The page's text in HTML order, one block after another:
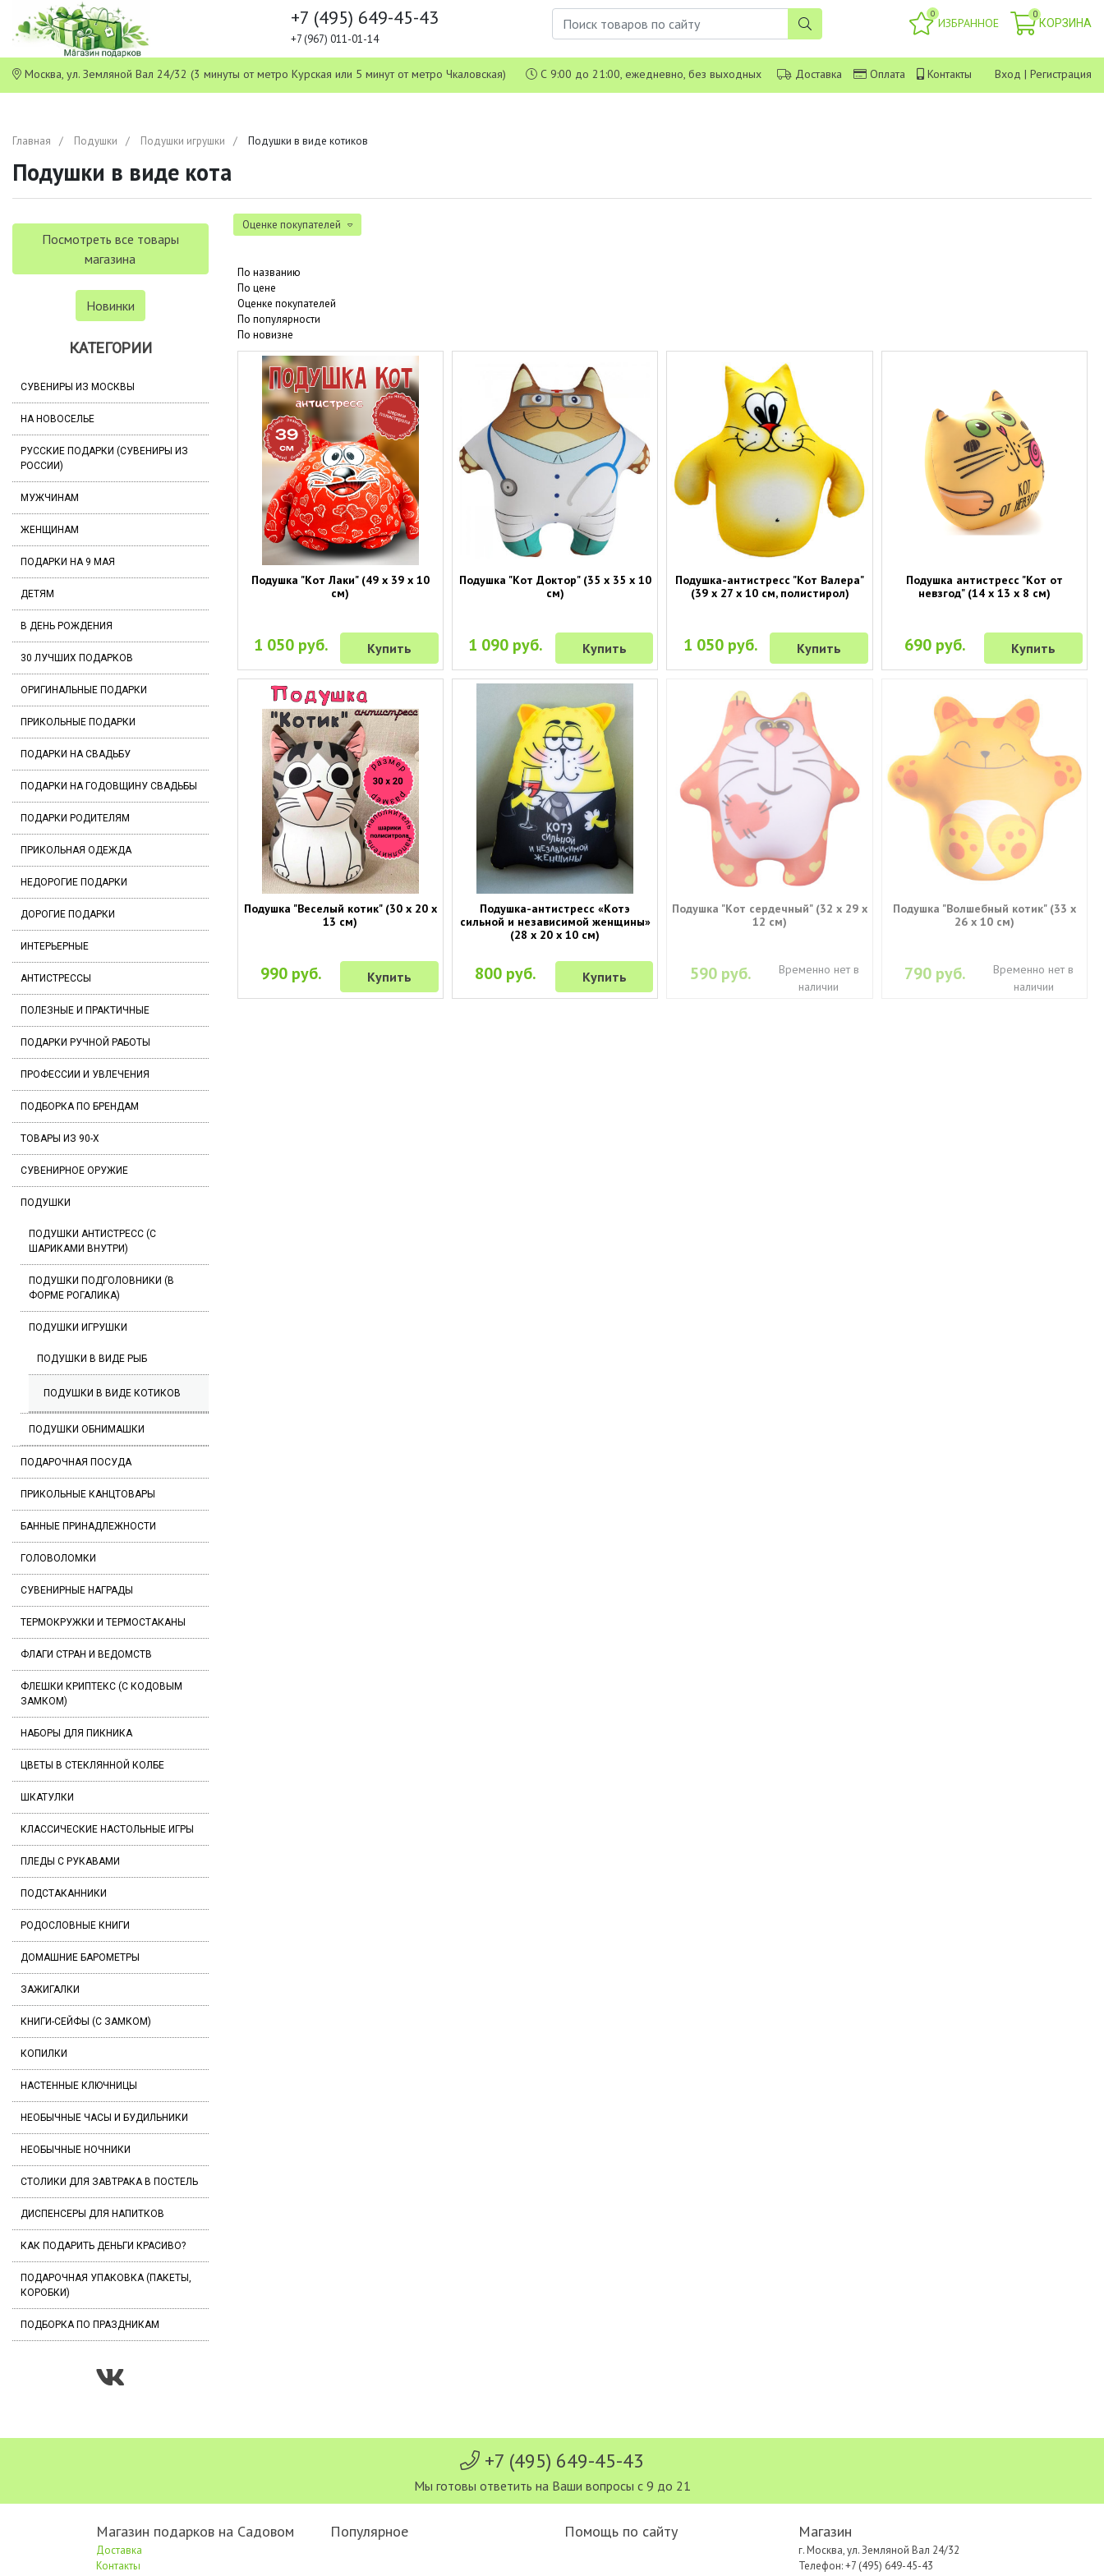
+7 (495) 649-45-43
+7 (967) 011-01-14
0
ИЗБРАННОЕ
0
КОРЗИНА
Москва, ул. Земляной Вал 24/32 (3 минуты от метро Курская или 5 минут от метро Чкаловская) С 9:00 до 21:00, ежедневно, без выходных Доставка Оплата Контакты Вход | Регистрация
Главная Подушки Подушки игрушки Подушки в виде котиков
Подушки в виде кота
Посмотреть все товары
магазина
Новинки
КАТЕГОРИИ
СУВЕНИРЫ ИЗ МОСКВЫ
НА НОВОСЕЛЬЕ
РУССКИЕ ПОДАРКИ (СУВЕНИРЫ ИЗ
РОССИИ)
МУЖЧИНАМ
ЖЕНЩИНАМ
ПОДАРКИ НА 9 МАЯ
ДЕТЯМ
В ДЕНЬ РОЖДЕНИЯ
30 ЛУЧШИХ ПОДАРКОВ
ОРИГИНАЛЬНЫЕ ПОДАРКИ
ПРИКОЛЬНЫЕ ПОДАРКИ
ПОДАРКИ НА СВАДЬБУ
ПОДАРКИ НА ГОДОВЩИНУ СВАДЬБЫ
ПОДАРКИ РОДИТЕЛЯМ
ПРИКОЛЬНАЯ ОДЕЖДА
НЕДОРОГИЕ ПОДАРКИ
ДОРОГИЕ ПОДАРКИ
ИНТЕРЬЕРНЫЕ
АНТИСТРЕССЫ
ПОЛЕЗНЫЕ И ПРАКТИЧНЫЕ
ПОДАРКИ РУЧНОЙ РАБОТЫ
ПРОФЕССИИ И УВЛЕЧЕНИЯ
ПОДБОРКА ПО БРЕНДАМ
ТОВАРЫ ИЗ 90-Х
СУВЕНИРНОЕ ОРУЖИЕ
ПОДУШКИ
ПОДУШКИ АНТИСТРЕСС (С
ШАРИКАМИ ВНУТРИ)
ПОДУШКИ ПОДГОЛОВНИКИ (В
ФОРМЕ РОГАЛИКА)
ПОДУШКИ ИГРУШКИ
ПОДУШКИ В ВИДЕ РЫБ
ПОДУШКИ В ВИДЕ КОТИКОВ
ПОДУШКИ ОБНИМАШКИ
ПОДАРОЧНАЯ ПОСУДА
ПРИКОЛЬНЫЕ КАНЦТОВАРЫ
БАННЫЕ ПРИНАДЛЕЖНОСТИ
ГОЛОВОЛОМКИ
СУВЕНИРНЫЕ НАГРАДЫ
ТЕРМОКРУЖКИ И ТЕРМОСТАКАНЫ
ФЛАГИ СТРАН И ВЕДОМСТВ
ФЛЕШКИ КРИПТЕКС (С КОДОВЫМ
ЗАМКОМ)
НАБОРЫ ДЛЯ ПИКНИКА
ЦВЕТЫ В СТЕКЛЯННОЙ КОЛБЕ
ШКАТУЛКИ
КЛАССИЧЕСКИЕ НАСТОЛЬНЫЕ ИГРЫ
ПЛЕДЫ С РУКАВАМИ
ПОДСТАКАННИКИ
РОДОСЛОВНЫЕ КНИГИ
ДОМАШНИЕ БАРОМЕТРЫ
ЗАЖИГАЛКИ
КНИГИ-СЕЙФЫ (С ЗАМКОМ)
КОПИЛКИ
НАСТЕННЫЕ КЛЮЧНИЦЫ
НЕОБЫЧНЫЕ ЧАСЫ И БУДИЛЬНИКИ
НЕОБЫЧНЫЕ НОЧНИКИ
СТОЛИКИ ДЛЯ ЗАВТРАКА В ПОСТЕЛЬ
ДИСПЕНСЕРЫ ДЛЯ НАПИТКОВ
КАК ПОДАРИТЬ ДЕНЬГИ КРАСИВО?
ПОДАРОЧНАЯ УПАКОВКА (ПАКЕТЫ,
КОРОБКИ)
ПОДБОРКА ПО ПРАЗДНИКАМ
Оценке покупателей
По названию
По цене
Оценке покупателей
По популярности
По новизне
Подушка "Кот Лаки" (49 х 39 х 10
см)
1 050 руб. Купить
Подушка "Кот Доктор" (35 х 35 х 10
см)
1 090 руб. Купить
Подушка-антистресс "Кот Валера"
(39 х 27 х 10 см, полистирол)
1 050 руб. Купить
Подушка антистресс "Кот от
невзгод" (14 х 13 х 8 см)
690 руб. Купить
Подушка "Веселый котик" (30 х 20 х
13 см)
990 руб. Купить
Подушка-антистресс «Котэ
сильной и независимой женщины»
(28 х 20 х 10 см)
800 руб. Купить
Подушка "Кот сердечный" (32 х 29 х
12 см)
590 руб.
Временно нет в
наличии
Подушка "Волшебный котик" (33 х
26 х 10 см)
790 руб.
Временно нет в
наличии
+7 (495) 649-45-43
Мы готовы ответить на Ваши вопросы с 9 до 21
Магазин подарков на Садовом
Доставка
Контакты
Популярное Помощь по сайту Магазин
г. Москва, ул. Земляной Вал 24/32
Телефон: +7 (495) 649-45-43